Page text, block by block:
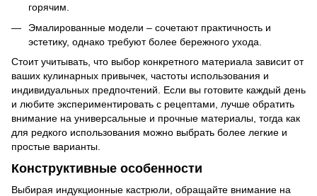
горячим.
Эмалированные модели – сочетают практичность и
эстетику, однако требуют более бережного ухода.
Стоит учитывать, что выбор конкретного материала зависит от
ваших кулинарных привычек, частоты использования и
индивидуальных предпочтений. Если вы готовите каждый день
и любите экспериментировать с рецептами, лучше обратить
внимание на универсальные и прочные материалы, тогда как
для редкого использования можно выбрать более легкие и
простые варианты.
Конструктивные особенности
Выбирая индукционные кастрюли, обращайте внимание на